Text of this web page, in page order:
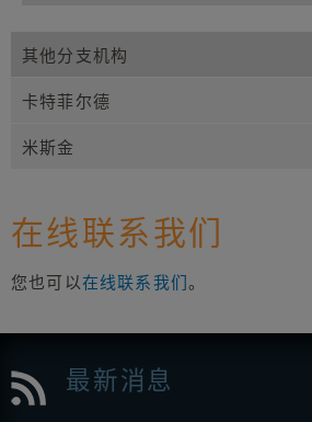
其他分支机构
卡特菲尔德
米斯金
在线联系我们
您也可以在线联系我们。
最新消息